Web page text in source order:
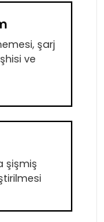
şarj
ve
şişmiş